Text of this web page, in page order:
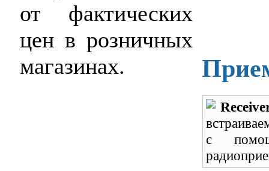
от фактических
цен в розничных
магазинах.
с